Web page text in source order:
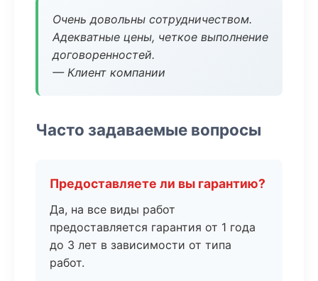
Очень довольны сотрудничеством.
Адекватные цены, четкое выполнение
договоренностей.
— Клиент компании
Часто задаваемые вопросы
Предоставляете ли вы гарантию?
Да, на все виды работ
предоставляется гарантия от 1 года
до 3 лет в зависимости от типа
работ.